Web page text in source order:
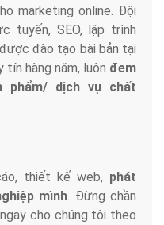
marketing online. Đội
tuyến, SEO, lập trình
đào tạo bài bản tại
hàng năm, luôn đem
phẩm/ dịch vụ chất
thiết kế web, phát
mình. Đừng chần
cho chúng tôi theo